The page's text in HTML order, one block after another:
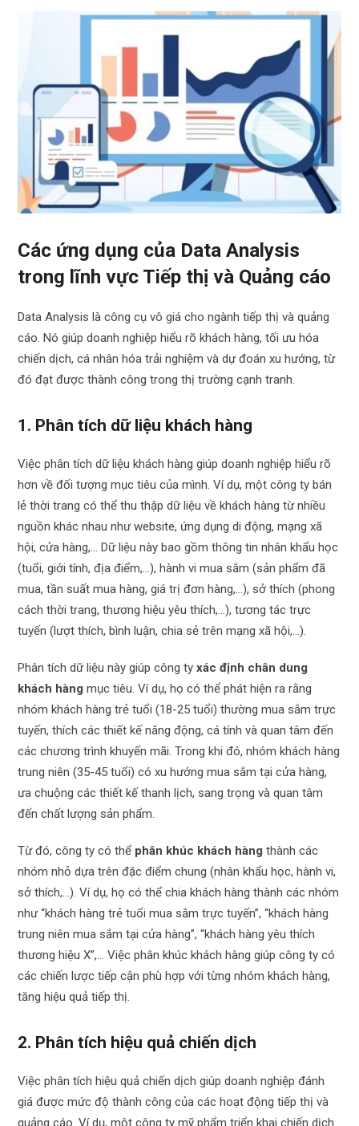
Các ứng dụng của Data Analysis
trong lĩnh vực Tiếp thị và Quảng cáo
Data Analysis là công cụ vô giá cho ngành tiếp thị và quảng
cáo. Nó giúp doanh nghiệp hiểu rõ khách hàng, tối ưu hóa
chiến dịch, cá nhân hóa trải nghiệm và dự đoán xu hướng, từ
đó đạt được thành công trong thị trường cạnh tranh.
1. Phân tích dữ liệu khách hàng
Việc phân tích dữ liệu khách hàng giúp doanh nghiệp hiểu rõ
hơn về đối tượng mục tiêu của mình. Ví dụ, một công ty bán
lẻ thời trang có thể thu thập dữ liệu về khách hàng từ nhiều
nguồn khác nhau như website, ứng dụng di động, mạng xã
hội, cửa hàng,… Dữ liệu này bao gồm thông tin nhân khẩu học
(tuổi, giới tính, địa điểm,…), hành vi mua sắm (sản phẩm đã
mua, tần suất mua hàng, giá trị đơn hàng,…), sở thích (phong
cách thời trang, thương hiệu yêu thích,…), tương tác trực
tuyến (lượt thích, bình luận, chia sẻ trên mạng xã hội,…).
Phân tích dữ liệu này giúp công tyxác định chân dung
khách hàng mục tiêu. Ví dụ, họ có thể phát hiện ra rằng
nhóm khách hàng trẻ tuổi (18-25 tuổi) thường mua sắm trực
tuyến, thích các thiết kế năng động, cá tính và quan tâm đến
các chương trình khuyến mãi. Trong khi đó, nhóm khách hàng
trung niên (35-45 tuổi) có xu hướng mua sắm tại cửa hàng,
ưa chuộng các thiết kế thanh lịch, sang trọng và quan tâm
đến chất lượng sản phẩm.
Từ đó, công ty có thể phân khúc khách hàng thành các
nhóm nhỏ dựa trên đặc điểm chung (nhân khẩu học, hành vi,
sở thích,…). Ví dụ, họ có thể chia khách hàng thành các nhóm
như “khách hàng trẻ tuổi mua sắm trực tuyến”, “khách hàng
trung niên mua sắm tại cửa hàng”, “khách hàng yêu thích
thương hiệu X”,… Việc phân khúc khách hàng giúp công ty có
các chiến lược tiếp cận phù hợp với từng nhóm khách hàng,
tăng hiệu quả tiếp thị.
2. Phân tích hiệu quả chiến dịch
Việc phân tích hiệu quả chiến dịch giúp doanh nghiệp đánh
giá được mức độ thành công của các hoạt động tiếp thị và
quảng cáo. Ví dụ, một công ty mỹ phẩm triển khai chiến dịch